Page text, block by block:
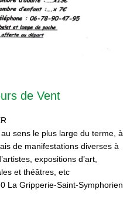
de Vent
sens le plus large du terme, à
de manifestations diverses à
expositions d’art,
et théâtres, etc
La Gripperie-Saint-Symphorien